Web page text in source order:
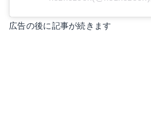
広告の後に記事が続きます